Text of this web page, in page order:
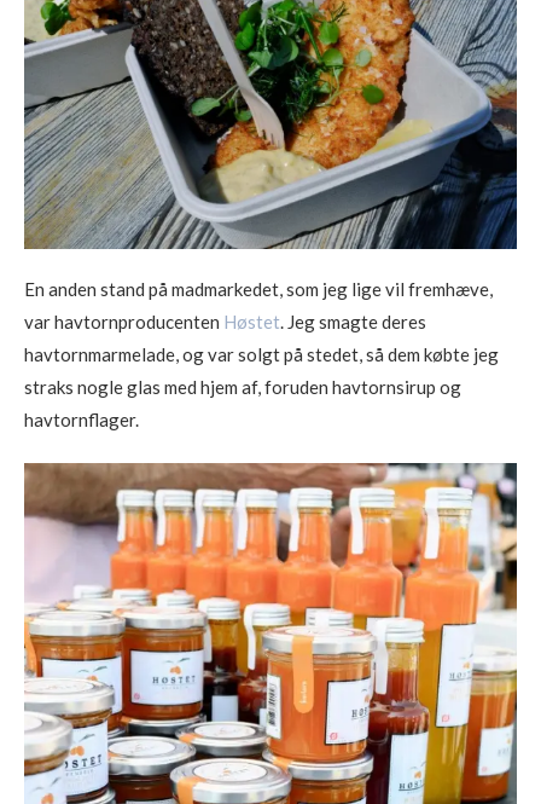
En anden stand på madmarkedet, som jeg lige vil fremhæve,
var havtornproducenten Høstet. Jeg smagte deres
havtornmarmelade, og var solgt på stedet, så dem købte jeg
straks nogle glas med hjem af, foruden havtornsirup og
havtornflager.